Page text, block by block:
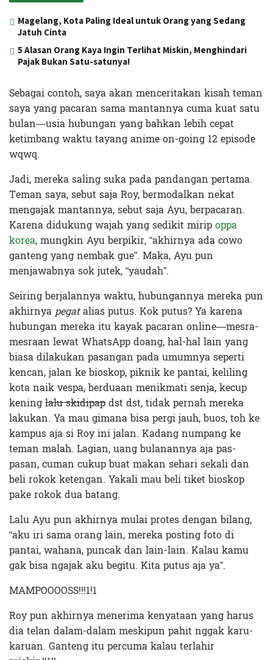
Magelang, Kota Paling Ideal untuk Orang yang Sedang
Jatuh Cinta
5 Alasan Orang Kaya Ingin Terlihat Miskin, Menghindari
Pajak Bukan Satu-satunya!
Sebagai contoh, saya akan menceritakan kisah teman
saya yang pacaran sama mantannya cuma kuat satu
bulan—usia hubungan yang bahkan lebih cepat
ketimbang waktu tayang anime on-going 12 episode
wqwq.
Jadi, mereka saling suka pada pandangan pertama.
Teman saya, sebut saja Roy, bermodalkan nekat
mengajak mantannya, sebut saja Ayu, berpacaran.
Karena didukung wajah yang sedikit miripoppa
korea, mungkin Ayu berpikir, “akhirnya ada cowo
ganteng yang nembak gue”. Maka, Ayu pun
menjawabnya sok jutek, “yaudah”.
Seiring berjalannya waktu, hubungannya mereka pun
akhirnya pegatalias putus. Kok putus? Ya karena
hubungan mereka itu kayak pacaran online—mesra-
mesraan lewat WhatsApp doang, hal-hal lain yang
biasa dilakukan pasangan pada umumnya seperti
kencan, jalan ke bioskop, piknik ke pantai, keliling
kota naik vespa, berduaan menikmati senja, kecup
keninglalu skidipapdst dst, tidak pernah mereka
lakukan. Ya mau gimana bisa pergi jauh, buos, toh ke
kampus aja si Roy ini jalan. Kadang numpang ke
teman malah. Lagian, uang bulanannya aja pas-
pasan, cuman cukup buat makan sehari sekali dan
beli rokok ketengan. Yakali mau beli tiket bioskop
pake rokok dua batang.
Lalu Ayu pun akhirnya mulai protes dengan bilang,
“aku iri sama orang lain, mereka posting foto di
pantai, wahana, puncak dan lain-lain. Kalau kamu
gak bisa ngajak aku begitu. Kita putus aja ya”.
MAMPOOOOSS!!!1!1
Roy pun akhirnya menerima kenyataan yang harus
dia telan dalam-dalam meskipun pahit nggak karu-
karuan. Ganteng itu percuma kalau terlahir